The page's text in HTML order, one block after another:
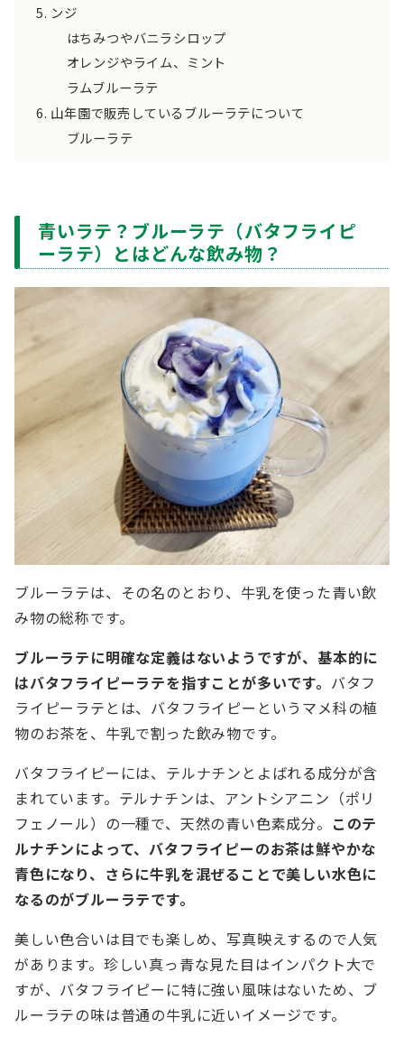
ンジ
はちみつやバニラシロップ
オレンジやライム、ミント
ラムブルーラテ
山年園で販売しているブルーラテについて
ブルーラテ
青いラテ？ブルーラテ（バタフライピ
ーラテ）とはどんな飲み物？
ブルーラテは、その名のとおり、牛乳を使った青い飲
み物の総称です。
ブルーラテに明確な定義はないようですが、基本的に
はバタフライピーラテを指すことが多いです。 バタフ
ライピーラテとは、バタフライピーというマメ科の植
物のお茶を、牛乳で割った飲み物です。
バタフライピーには、テルナチンとよばれる成分が含
まれています。テルナチンは、アントシアニン（ポリ
フェノール）の一種で、天然の青い色素成分。 このテ
ルナチンによって、バタフライピーのお茶は鮮やかな
青色になり、さらに牛乳を混ぜることで美しい水色に
なるのがブルーラテです。
美しい色合いは目でも楽しめ、写真映えするので人気
があります。珍しい真っ青な見た目はインパクト大で
すが、バタフライピーに特に強い風味はないため、ブ
ルーラテの味は普通の牛乳に近いイメージです。